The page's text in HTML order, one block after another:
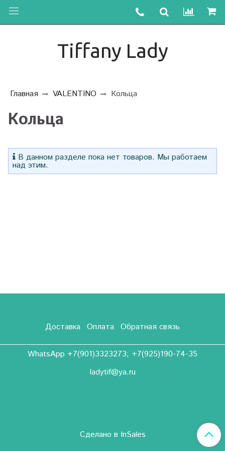
Tiffany Lady
Главная VALENTINO Кольца
Кольца
В данном разделе пока нет товаров. Мы работаем
над этим.
Доставка Оплата Обратная связь
WhatsApp +7(901)3323273; +7(925)190-74-35
ladytif@ya.ru
Сделано в InSales